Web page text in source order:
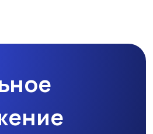
Начало карьеры